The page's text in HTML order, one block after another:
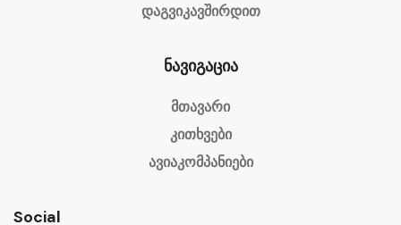
დაგვიკავშირდით
ნავიგაცია
მთავარი
კითხვები
ავიაკომპანიები
Social